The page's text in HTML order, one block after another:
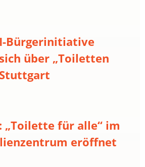
Bürgerinitiative
über „Toiletten
„Toilette für alle“ im
eröffnet